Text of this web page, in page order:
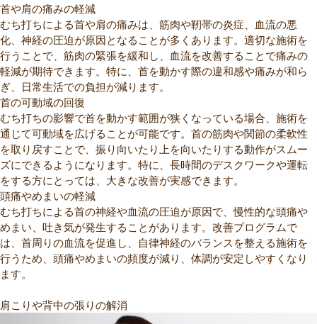
首や肩の痛みの軽減
むち打ちによる首や肩の痛みは、筋肉や靭帯の炎症、血流の悪
化、神経の圧迫が原因となることが多くあります。適切な施術を
行うことで、筋肉の緊張を緩和し、血流を改善することで痛みの
軽減が期待できます。特に、首を動かす際の違和感や痛みが和ら
ぎ、日常生活での負担が減ります。
首の可動域の回復
むち打ちの影響で首を動かす範囲が狭くなっている場合、施術を
通じて可動域を広げることが可能です。首の筋肉や関節の柔軟性
を取り戻すことで、振り向いたり上を向いたりする動作がスムー
ズにできるようになります。特に、長時間のデスクワークや運転
をする方にとっては、大きな改善が実感できます。
頭痛やめまいの軽減
むち打ちによる首の神経や血流の圧迫が原因で、慢性的な頭痛や
めまい、吐き気が発生することがあります。改善プログラムで
は、首周りの血流を促進し、自律神経のバランスを整える施術を
行うため、頭痛やめまいの頻度が減り、体調が安定しやすくなり
ます。
肩こりや背中の張りの解消